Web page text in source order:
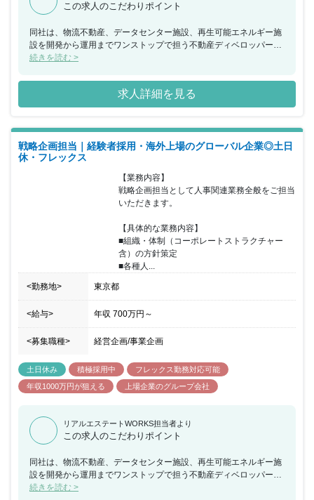
この求人のこだわりポイント
同社は、物流不動産、データセンター施設、再生可能エネルギー施
設を開発から運用までワンストップで担う不動産ディベロッパーと
して日本の物流不動産マーケットの拡大に貢献しています。今回、
なりました。マネージャー～シニアマネージャーとして採用し、運
営業務の更なる機能強化を図っていただきます。物流不動産の経験
は問いませんが、オフィス等の運営管理経験や法人へのソリューシ
取り組める方を求めております。プロパティソリューション部のメ
イン業務となるプロパティーマネジメント業務では自社運営管理を
行っており、所有者目線で業務に取り組めるほか、プロパティーマ
タウンマネジメント業務、ESG取り組みに関われることで広く物流
不動産及び業界の知見など含め専門性を高めることのできる環境で
す。豊富な経験を活かして同社でご活躍いただける方を歓迎いたし
続きを読む >
求人詳細を見る
戦略企画担当｜経験者採用・海外上場のグローバル企業◎土日
休・フレックス
【業務内容】
戦略企画担当として人事関連業務全般をご担当
いただきます。
【具体的な業務内容】
■組織・体制（コーポレートストラクチャー
含）の方針策定
■各種人...
<勤務地> 東京都
<給与> 年収 700万円 ～
<募集職種> 経営企画/事業企画
土日休み 積極採用中
フレックス勤務対応可能
年収1000万円が狙える
上場企業のグループ会社
リアルエステートWORKS担当者より
この求人のこだわりポイント
同社は、物流不動産、データセンター施設、再生可能エネルギー施
設を開発から運用までワンストップで担う不動産ディベロッパーと
して日本の物流不動産マーケットの拡大に貢献しています。今回、
続きを読む >